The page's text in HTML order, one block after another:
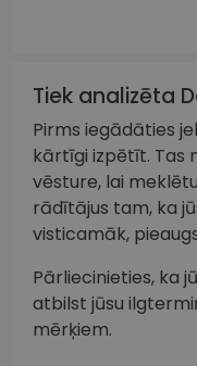
Tiek analizēta
Pirms iegādāties
kārtīgi izpētīt. Tas
vēsture, lai
rādītājus tam, ka
visticamāk,
Pārliecinieties, ka
atbilst jūsu
mērķiem.